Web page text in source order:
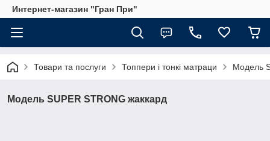
Интернет-магазин "Гран При"
Товари та послуги Топпери і тонкі матраци Модель
Модель SUPER STRONG жаккард